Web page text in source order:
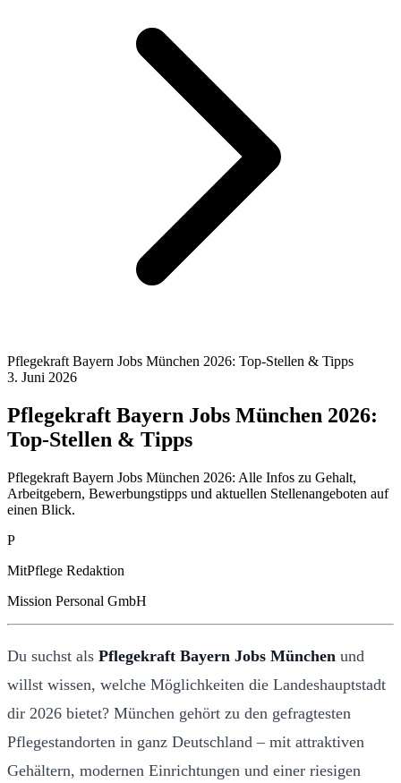
Pflegekraft Bayern Jobs München 2026: Top-Stellen & Tipps
3. Juni 2026
Pflegekraft Bayern Jobs München 2026:
Top-Stellen & Tipps
Pflegekraft Bayern Jobs München 2026: Alle Infos zu Gehalt,
Arbeitgebern, Bewerbungstipps und aktuellen Stellenangeboten auf
einen Blick.
P
MitPflege Redaktion
Mission Personal GmbH
Du suchst als Pflegekraft Bayern Jobs München und
willst wissen, welche Möglichkeiten die Landeshauptstadt
dir 2026 bietet? München gehört zu den gefragtesten
Pflegestandorten in ganz Deutschland – mit attraktiven
Gehältern, modernen Einrichtungen und einer riesigen